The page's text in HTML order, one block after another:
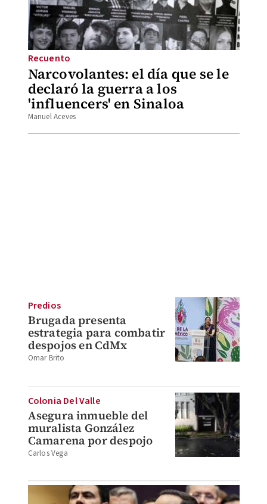
Narcovolantes: el día que se le
declaró la guerra a los
'influencers' en Sinaloa
Recuento
Manuel Aceves
Brugada presenta
estrategia para combatir
despojos en CdMx
Predios
Omar Brito
Asegura inmueble del
muralista González
Camarena por despojo
Colonia Del Valle
Carlos Vega